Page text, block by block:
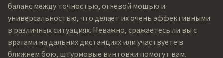
баланс между точностью, огневой мощью и
универсальностью, что делает их очень эффективными
в различных ситуациях. Неважно, сражаетесь ли вы с
врагами на дальних дистанциях или участвуете в
ближнем бою, штурмовые винтовки помогут вам.